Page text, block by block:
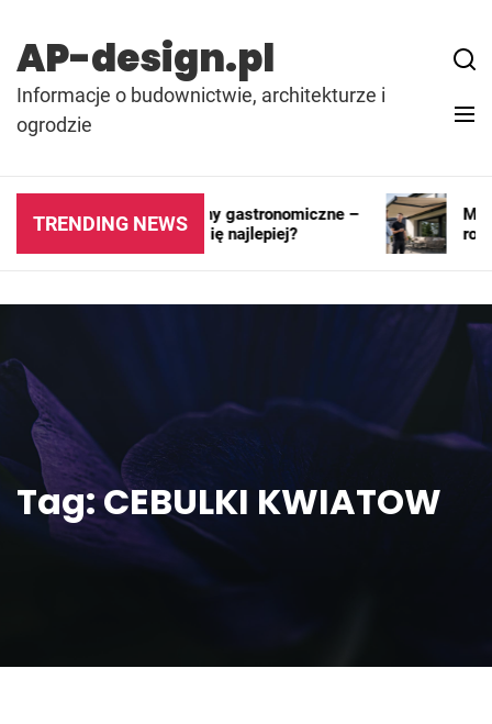
content
AP-design.pl
Informacje o budownictwie, architekturze i
ogrodzie
TRENDING NEWS
Kontenery i pawilony gastronomiczne –
gdzie sprawdzają się najlepiej?
Tag:CEBULKI KWIATOW